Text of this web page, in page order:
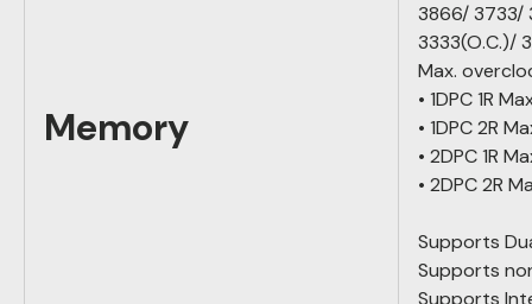
Memory
3866/
3333(O.C.)/
Max.
• 1DPC 1R
• 1DPC 2R
• 2DPC 1R
• 2DPC 2R
Supports
Supports
Supports